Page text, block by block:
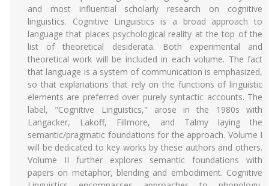
and most influential scholarly research on cognitive
linguistics. Cognitive Linguistics is a broad approach to
language that places psychological reality at the top of the
list of theoretical desiderata. Both experimental and
theoretical work will be included in each volume. The fact
that language is a system of communication is emphasized,
so that explanations that rely on the functions of linguistic
elements are preferred over purely syntactic accounts. The
label, "Cognitive Linguistics," arose in the 1980s with
Langacker, Lakoff, Fillmore, and Talmy laying the
semantic/pragmatic foundations for the approach. Volume I
will be dedicated to key works by these authors and others.
Volume II further explores semantic foundations with
papers on metaphor, blending and embodiment. Cognitive